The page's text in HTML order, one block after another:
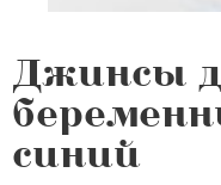
Джинсы
синий